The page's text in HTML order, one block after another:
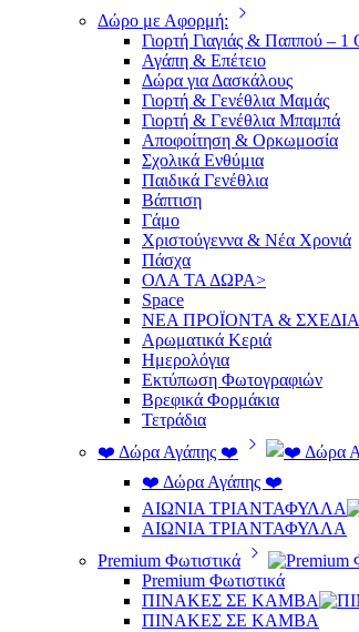
Δώρο με Αφορμή:
Γιορτή Γιαγιάς & Παππού – 1
Αγάπη & Επέτειο
Δώρα για Δασκάλους
Γιορτή & Γενέθλια Μαμάς
Γιορτή & Γενέθλια Μπαμπά
Αποφοίτηση & Ορκωμοσία
Σχολικά Ενθύμια
Παιδικά Γενέθλια
Βάπτιση
Γάμο
Χριστούγεννα & Νέα Χρονιά
Πάσχα
ΟΛΑ ΤΑ ΔΩΡΑ>
Space
ΝΕΑ ΠΡΟΪΟΝΤΑ &
Αρωματικά Κεριά
Ημερολόγια
Εκτύπωση Φωτογραφιών
Βρεφικά Φορμάκια
Τετράδια
❤️ Δώρα Αγάπης ❤️
❤️ Δώρα Αγάπης ❤️
ΑΙΩΝΙΑ ΤΡΙΑΝΤΑΦΥΛΛΑ
ΑΙΩΝΙΑ ΤΡΙΑΝΤΑΦΥΛΛΑ
Premium Φωτιστικά
Premium Φωτιστικά
ΠΙΝΑΚΕΣ ΣΕ ΚΑΜΒΑ
ΠΙΝΑΚΕΣ ΣΕ ΚΑΜΒΑ